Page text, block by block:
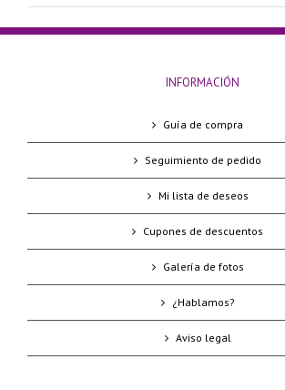
INFORMACIÓN
Guía de compra
Seguimiento de pedido
Mi lista de deseos
Cupones de descuentos
Galería de fotos
¿Hablamos?
Aviso legal